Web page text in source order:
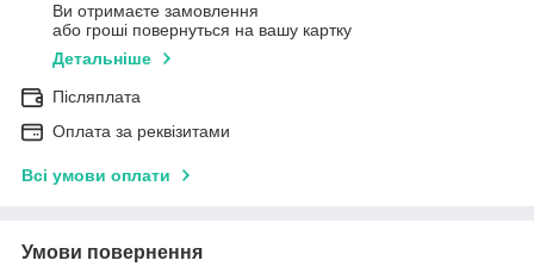
Ви отримаєте замовлення
або гроші повернуться на вашу картку
Детальніше
Післяплата
Оплата за реквізитами
Всі умови оплати
Умови повернення